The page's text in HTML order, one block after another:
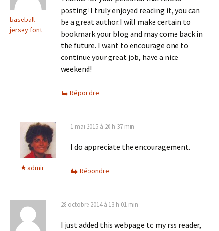
baseball
jersey font
posting! I truly enjoyed reading it, you can
be a great author.I will make certain to
bookmark your blog and may come back in
the future. I want to encourage one to
continue your great job, have a nice
weekend!
Répondre
admin
1 mai 2015 à 20 h 37 min
I do appreciate the encouragement.
Répondre
28 octobre 2014 à 13 h 01 min
I just added this webpage to my rss reader,